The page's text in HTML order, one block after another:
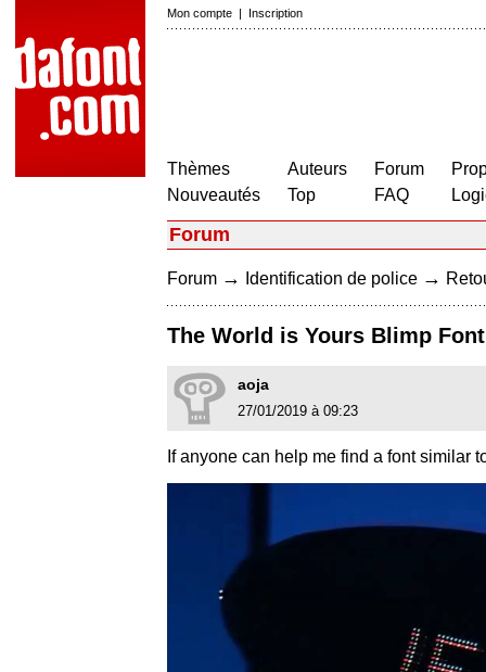
Mon compte | Inscription
Thèmes
Nouveautés
Auteurs
Top
Forum
FAQ
Forum
Forum → Identification de police →
The World is Yours Blimp Font
aoja
27/01/2019 à 09:23
If anyone can help me find a font similar